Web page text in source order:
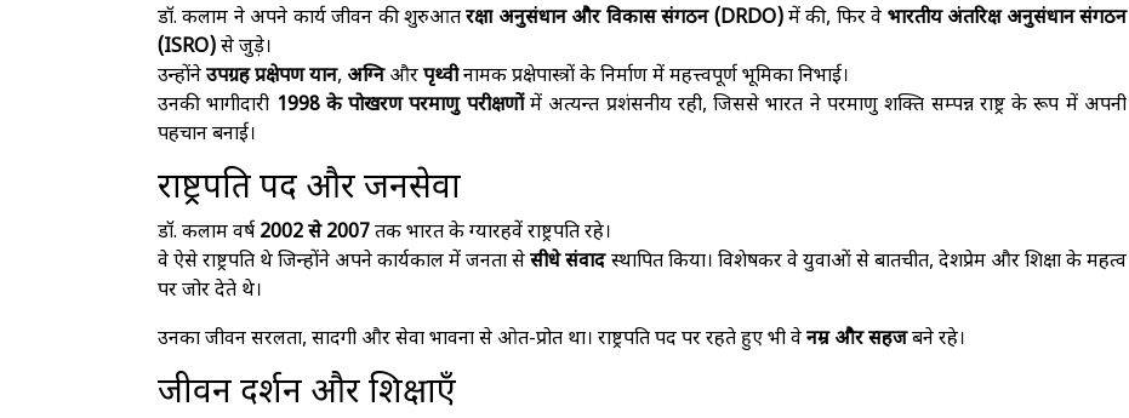
डॉ. कलाम ने अपने कार्य जीवन की शुरुआतरक्षा अनुसंधान और विकास संगठन (DRDO)में की, फिर वे भारतीय अंतरिक्ष अनुसंधान संगठन
(ISRO)से जुड़े।
उन्होंनेउपग्रह प्रक्षेपण यान, अग्निऔरपृथ्वीनामक प्रक्षेपास्त्रों के निर्माण में महत्त्वपूर्ण भूमिका निभाई।
उनकी भागीदारी 1998 के पोखरण परमाणु परीक्षणोंमें अत्यन्त प्रशंसनीय रही, जिससे भारत ने परमाणु शक्ति सम्पन्न राष्ट्र के रूप में अपनी
पहचान बनाई।
राष्ट्रपति पद और जनसेवा
डॉ. कलाम वर्ष 2002 से 2007तक भारत के ग्यारहवें राष्ट्रपति रहे।
वे ऐसे राष्ट्रपति थे जिन्होंने अपने कार्यकाल में जनता सेसीधे संवादस्थापित किया। विशेषकर वे युवाओं से बातचीत, देशप्रेम और शिक्षा के महत्व
पर जोर देते थे।
उनका जीवन सरलता, सादगी और सेवा भावना से ओत-प्रोत था। राष्ट्रपति पद पर रहते हुए भी वेनम्र और सहजबने रहे।
जीवन दर्शन और शिक्षाएँ